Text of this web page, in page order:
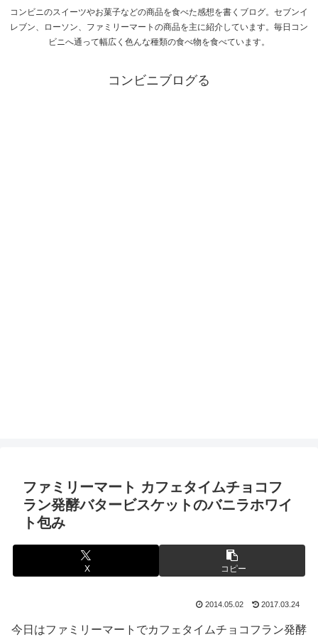
コンビニのスイーツやお菓子などの商品を食べた感想を書くブログ。セブンイ
レブン、ローソン、ファミリーマートの商品を主に紹介しています。毎日コン
ビニへ通って幅広く色んな種類の食べ物を食べています。
コンビニブログる
ファミリーマート カフェタイムチョコフ
ラン発酵バタービスケットのバニラホワイ
ト包み
X コピー
2014.05.02 2017.03.24
今日はファミリーマートでカフェタイムチョコフラン発酵